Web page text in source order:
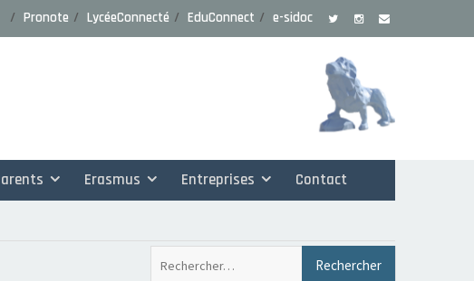
Pronote LycéeConnecté EduConnect e-sidoc
Erasmus Entreprises Contact